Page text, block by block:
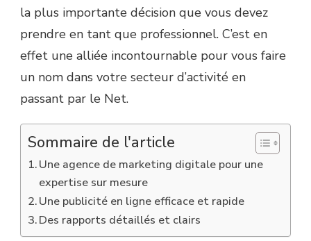
la plus importante décision que vous devez
prendre en tant que professionnel. C’est en
effet une alliée incontournable pour vous faire
un nom dans votre secteur d’activité en
passant par le Net.
Sommaire de l'article
Une agence de marketing digitale pour une
expertise sur mesure
Une publicité en ligne efficace et rapide
Des rapports détaillés et clairs